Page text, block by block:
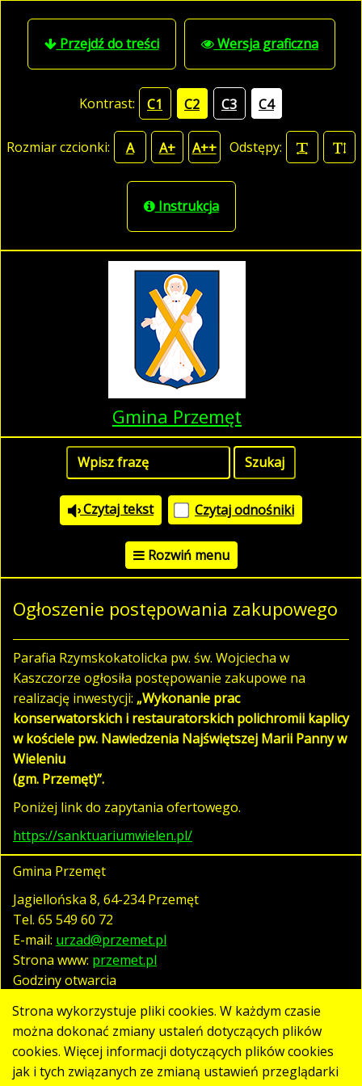
Przejdź do treści Wersja graficzna
Kontrast: C1 C2 C3 C4
Rozmiar czcionki: A A+ A++ Odstępy:
Instrukcja
Gmina Przemęt
Czytaj tekst Czytaj odnośniki
Rozwiń menu
Ogłoszenie postępowania zakupowego
Parafia Rzymskokatolicka pw. św. Wojciecha w
Kaszczorze ogłosiła postępowanie zakupowe na
realizację inwestycji: „Wykonanie prac
konserwatorskich i restauratorskich polichromii kaplicy
w kościele pw. Nawiedzenia Najświętszej Marii Panny w
Wieleniu
(gm. Przemęt)”.
Poniżej link do zapytania ofertowego.
https://sanktuariumwielen.pl/
Gmina Przemęt
Jagiellońska 8, 64-234 Przemęt
Tel. 65 549 60 72
E-mail: urzad@przemet.pl
Strona www: przemet.pl
Godziny otwarcia
pn. - pt. 07:30 - 15:30
Polityka prywatności
Klauzula RODO
Strona wykorzystuje pliki cookies. W każdym czasie
można dokonać zmiany ustaleń dotyczących plików
cookies. Więcej informacji dotyczących plików cookies
jak i tych związanych ze zmianą ustawień przeglądarki